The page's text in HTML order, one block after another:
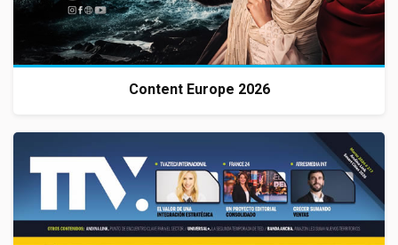
Content Europe 2026